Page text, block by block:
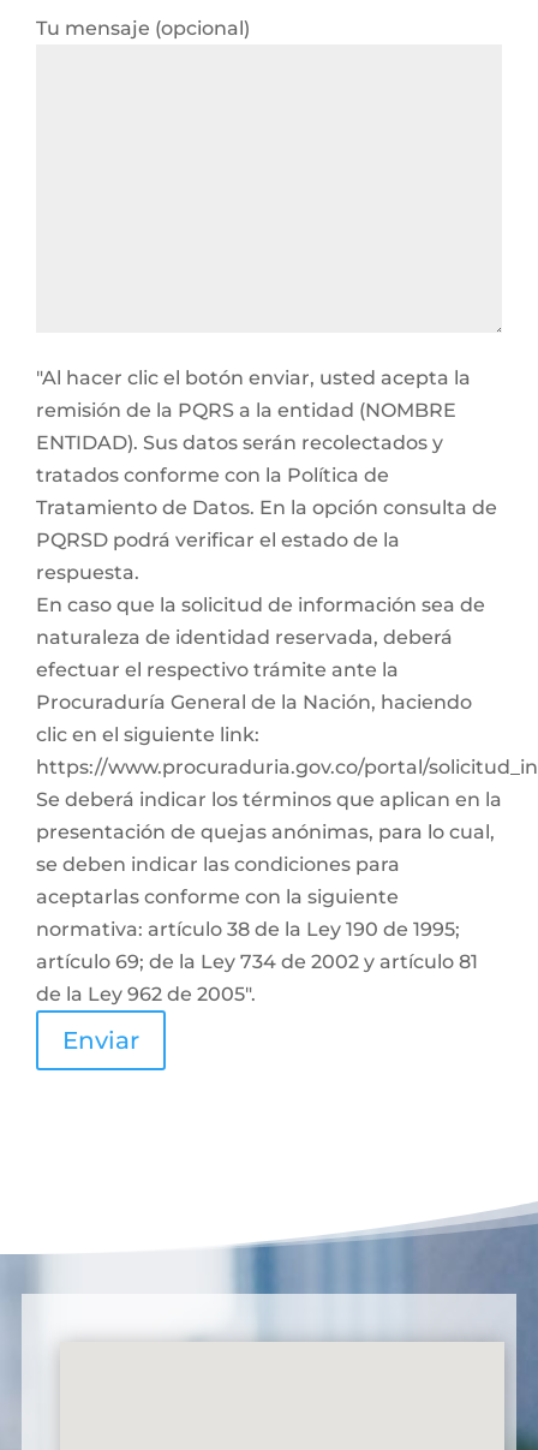
Tu mensaje (opcional)
"Al hacer clic el botón enviar, usted acepta la
remisión de la PQRS a la entidad (NOMBRE
ENTIDAD). Sus datos serán recolectados y
tratados conforme con la Política de
Tratamiento de Datos. En la opción consulta de
PQRSD podrá verificar el estado de la
respuesta.
En caso que la solicitud de información sea de
naturaleza de identidad reservada, deberá
efectuar el respectivo trámite ante la
Procuraduría General de la Nación, haciendo
clic en el siguiente link:
https://www.procuraduria.gov.co/portal/
Se deberá indicar los términos que aplican en la
presentación de quejas anónimas, para lo cual,
se deben indicar las condiciones para
aceptarlas conforme con la siguiente
normativa: artículo 38 de la Ley 190 de 1995;
artículo 69; de la Ley 734 de 2002 y artículo 81
de la Ley 962 de 2005".
Enviar